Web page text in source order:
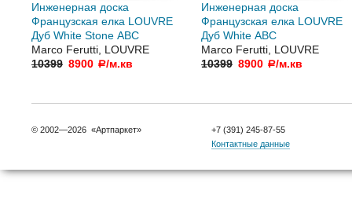
Инженерная доска
Французская елка LOUVRE
Дуб White Stone АВС
Marco Ferutti, LOUVRE
10399 8900 a/м.кв
Инженерная доска
Французская елка LOUVRE
Дуб White АВС
Marco Ferutti, LOUVRE
10399 8900 a/м.кв
© 2002—2026 «Артпаркет»
+7 (391) 245-87-55
Контактные данные